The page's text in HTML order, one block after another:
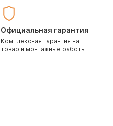
Официальная гарантия
Комплексная гарантия на
товар и монтажные работы